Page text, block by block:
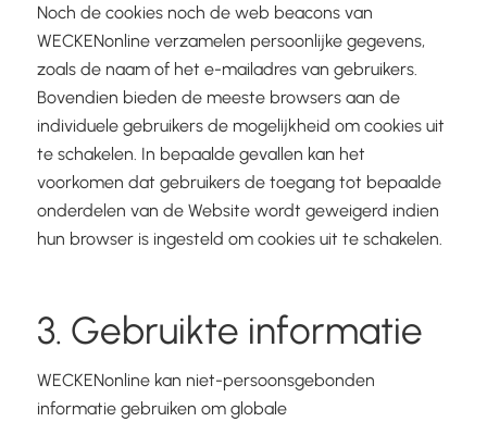
Noch de cookies noch de web beacons van
WECKENonline verzamelen persoonlijke gegevens,
zoals de naam of het e-mailadres van gebruikers.
Bovendien bieden de meeste browsers aan de
individuele gebruikers de mogelijkheid om cookies uit
te schakelen. In bepaalde gevallen kan het
voorkomen dat gebruikers de toegang tot bepaalde
onderdelen van de Website wordt geweigerd indien
hun browser is ingesteld om cookies uit te schakelen.
3. Gebruikte informatie
WECKENonline kan niet-persoonsgebonden
informatie gebruiken om globale